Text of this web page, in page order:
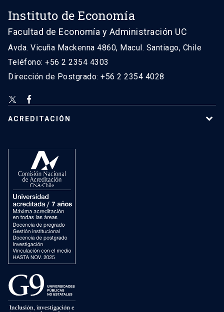
Instituto de Economía
Facultad de Economía y Administración UC
Avda. Vicuña Mackenna 4860, Macul. Santiago, Chile
Teléfono: +56 2 2354 4303
Dirección de Postgrado: +56 2 2354 4028
ACREDITACIÓN